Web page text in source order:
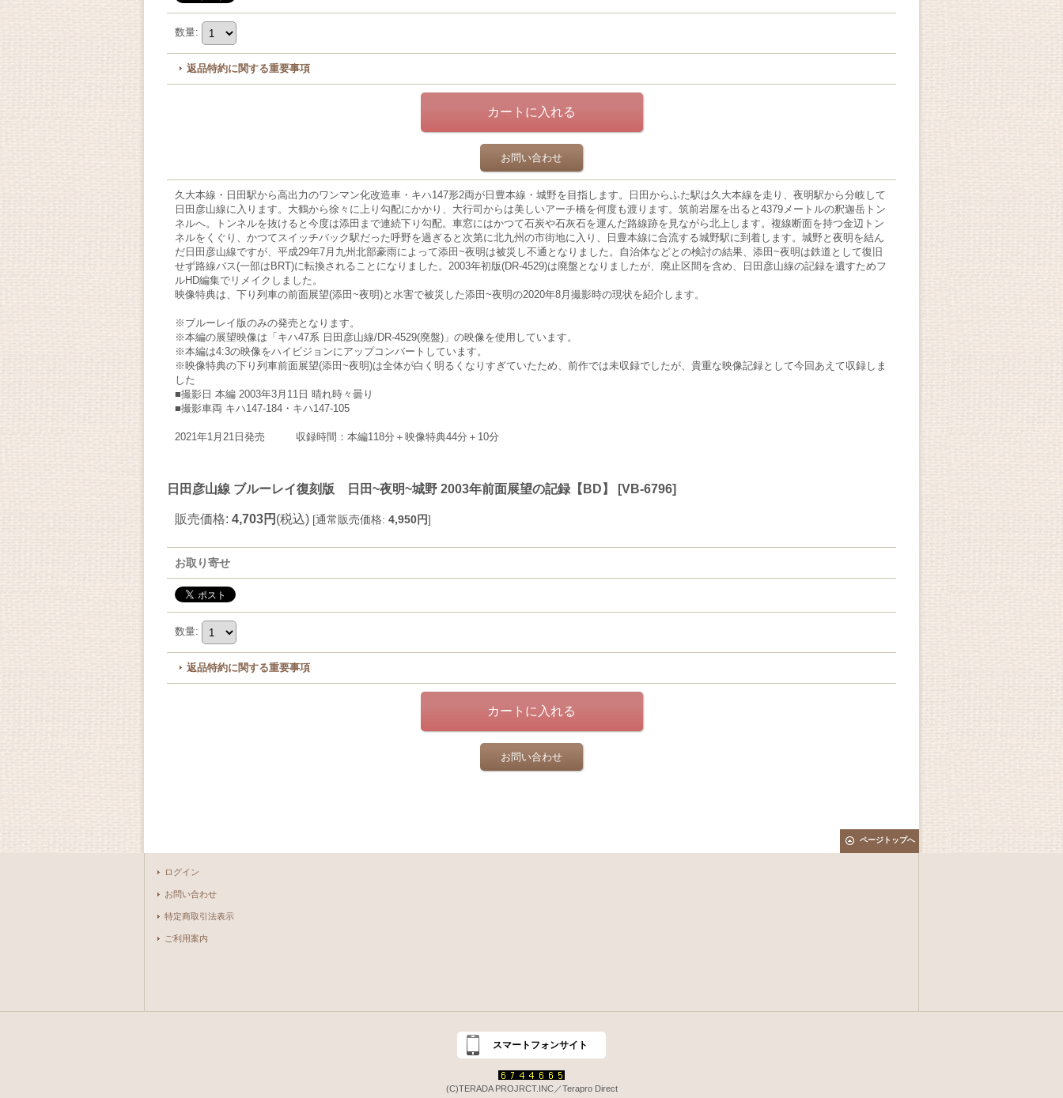
数量:
返品特約に関する重要事項
お問い合わせ
久大本線・日田駅から高出力のワンマン化改造車・キハ147形2両が日豊本線・城野を目指します。日田からふた駅は久大本線を走り、夜明駅から分岐して
日田彦山線に 入ります。大鶴から徐々に上り勾配にかかり、大行司からは美しいアーチ橋を何度も渡ります。筑前岩屋を出ると4379メートルの釈迦岳トン
ネルへ。トンネルを抜けると今度は添田まで連続下り勾配。車窓にはかつて石炭や石灰石を運んだ路線跡を見ながら北上します。複線断面を持つ金辺トン
ネルをくぐり、かつてスイッチバック駅だっ た呼野を過ぎると次第に北九州の市街地に入り、日豊本線に合流する城野駅に到着します。城野と夜明を結ん
だ日田彦山線ですが、平成29年7月九州北部豪雨によって添田~夜明は被災し不通となりました。自治体などとの検討の結果、添田~夜明は鉄道として復旧
せず路線バス(一部はBRT)に転換されることになりました。2003年初版(DR-4529)は廃盤となりましたが、廃止区間を含め、日田彦山線の記録を遺すためフ
ルHD編集でリメイクしました。
映像特典は、下り列車の前面展望(添田~夜明)と水害で被災した添田~夜明の2020年8月撮影時の現状を紹介します。
※ブルーレイ版のみの発売となります。
※本編の展望映像は「キハ47系 日田彦山線/DR-4529(廃盤)」の映像を使用しています。
※本編は4:3の映像をハイビジョンにアップコンバートしています。
※映像特典の下り列車前面展望(添田~夜明)は全体が白く明るくなりすぎていたため、前作では未収録でしたが、貴重な映像記録として今回あえて収録しま
した
■撮影日 本編 2003年3月11日 晴れ時々曇り
■撮影車両 キハ147-184・キハ147-105
2021年1月21日発売 収録時間：本編118分＋映像特典44分＋10分
日田彦山線 ブルーレイ復刻版 日田~夜明~城野 2003年前面展望の記録【BD】 [VB-6796]
販売価格: 4,703円 (税込) [通常販売価格: 4,950円]
お取り寄せ
数量:
返品特約に関する重要事項
お問い合わせ
ページトップへ
ログイン
お問い合わせ
特定商取引法表示
ご利用案内
スマートフォンサイト
(C)TERADA PROJRCT.INC／Terapro Direct